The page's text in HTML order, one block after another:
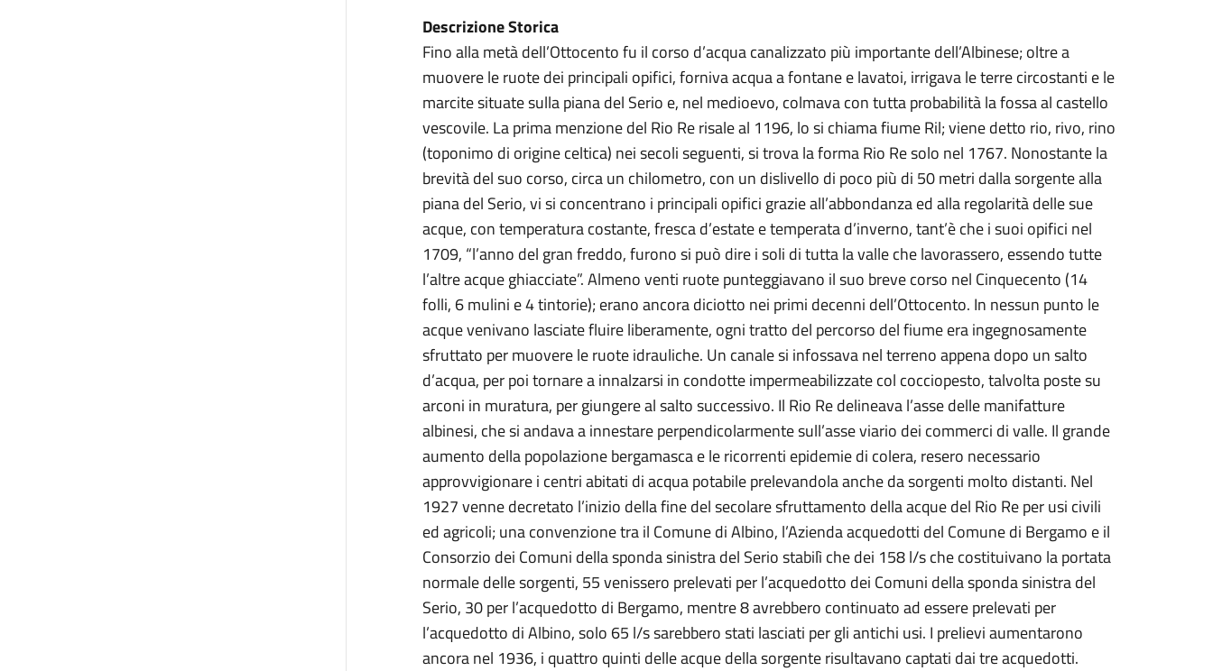
Descrizione Storica
Fino alla metà dell’Ottocento fu il corso d’acqua canalizzato più importante dell’Albinese; oltre a
muovere le ruote dei principali opifici, forniva acqua a fontane e lavatoi, irrigava le terre circostanti e le
marcite situate sulla piana del Serio e, nel medioevo, colmava con tutta probabilità la fossa al castello
vescovile. La prima menzione del Rio Re risale al 1196, lo si chiama fiume Ril; viene detto rio, rivo, rino
(toponimo di origine celtica) nei secoli seguenti, si trova la forma Rio Re solo nel 1767. Nonostante la
brevità del suo corso, circa un chilometro, con un dislivello di poco più di 50 metri dalla sorgente alla
piana del Serio, vi si concentrano i principali opifici grazie all’abbondanza ed alla regolarità delle sue
acque, con temperatura costante, fresca d’estate e temperata d’inverno, tant’è che i suoi opifici nel
1709, “l’anno del gran freddo, furono si può dire i soli di tutta la valle che lavorassero, essendo tutte
l’altre acque ghiacciate”. Almeno venti ruote punteggiavano il suo breve corso nel Cinquecento (14
folli, 6 mulini e 4 tintorie); erano ancora diciotto nei primi decenni dell’Ottocento. In nessun punto le
acque venivano lasciate fluire liberamente, ogni tratto del percorso del fiume era ingegnosamente
sfruttato per muovere le ruote idrauliche. Un canale si infossava nel terreno appena dopo un salto
d’acqua, per poi tornare a innalzarsi in condotte impermeabilizzate col cocciopesto, talvolta poste su
arconi in muratura, per giungere al salto successivo. Il Rio Re delineava l’asse delle manifatture
albinesi, che si andava a innestare perpendicolarmente sull’asse viario dei commerci di valle. Il grande
aumento della popolazione bergamasca e le ricorrenti epidemie di colera, resero necessario
approvvigionare i centri abitati di acqua potabile prelevandola anche da sorgenti molto distanti. Nel
1927 venne decretato l’inizio della fine del secolare sfruttamento della acque del Rio Re per usi civili
ed agricoli; una convenzione tra il Comune di Albino, l’Azienda acquedotti del Comune di Bergamo e il
Consorzio dei Comuni della sponda sinistra del Serio stabilì che dei 158 l/s che costituivano la portata
normale delle sorgenti, 55 venissero prelevati per l’acquedotto dei Comuni della sponda sinistra del
Serio, 30 per l’acquedotto di Bergamo, mentre 8 avrebbero continuato ad essere prelevati per
l’acquedotto di Albino, solo 65 l/s sarebbero stati lasciati per gli antichi usi. I prelievi aumentarono
ancora nel 1936, i quattro quinti delle acque della sorgente risultavano captati dai tre acquedotti.